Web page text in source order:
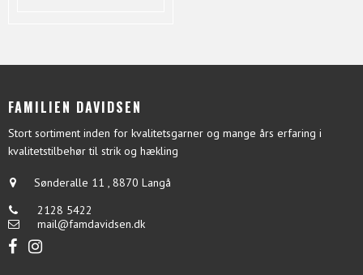
FAMILIEN DAVIDSEN
Stort sortiment inden for kvalitetsgarner og mange års erfaring i
kvalitetstilbehør til strik og hækling
Sønderalle 11 , 8870 Langå
2128 5422
mail@famdavidsen.dk